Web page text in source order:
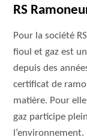
RS
Pour la société
fioul et gaz est
depuis des
certificat de
matière. Pour
gaz participe
l’environnement.